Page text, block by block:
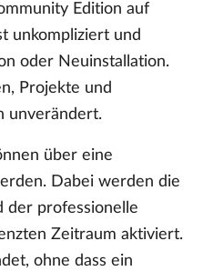
Edition auf
unkompliziert und
oder Neuinstallation.
Projekte und
unverändert.
über eine
Dabei werden die
der professionelle
Zeitraum aktiviert.
ohne dass ein